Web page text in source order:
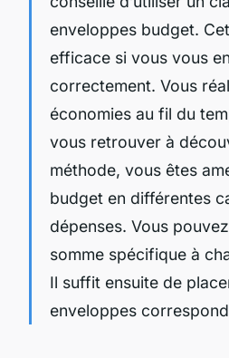
enveloppes budget.
efficace si vous vous
correctement. Vous
économies au fil du
vous retrouver à
méthode, vous êtes
budget en différentes
dépenses. Vous
somme spécifique à
Il suffit ensuite de
enveloppes